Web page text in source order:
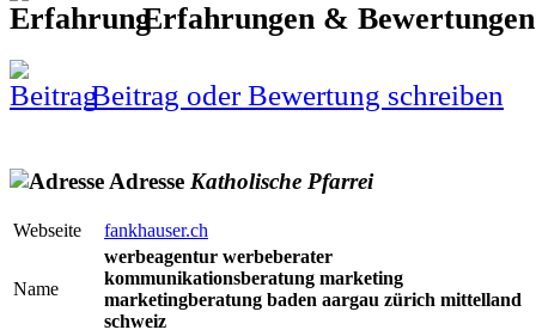
Erfahrungen &
Beitrag oder Bewertung schreiben
Adresse Katholische Pfarrei
Webseite fankhauser.ch
Name
werbeagentur werbeberater
kommunikationsberatung marketing
marketingberatung baden aargau zürich mittelland
schweiz